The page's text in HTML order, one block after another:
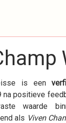
is een
na positieve
waarde
als Viven